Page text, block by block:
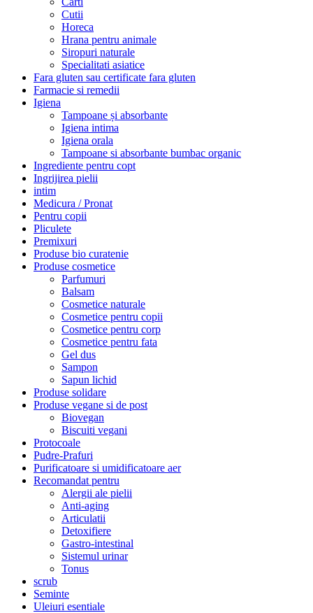
Cutii
Horeca
Hrana pentru animale
Siropuri naturale
Specialitati asiatice
Fara gluten sau certificate fara gluten
Farmacie si remedii
Igiena
Tampoane și absorbante
Igiena intima
Igiena orala
Tampoane si absorbante bumbac organic
Ingrediente pentru copt
Ingrijirea pielii
intim
Medicura / Pronat
Pentru copii
Pliculete
Premixuri
Produse bio curatenie
Produse cosmetice
Parfumuri
Balsam
Cosmetice naturale
Cosmetice pentru copii
Cosmetice pentru corp
Cosmetice pentru fata
Gel dus
Sampon
Sapun lichid
Produse solidare
Produse vegane si de post
Biovegan
Biscuiti vegani
Protocoale
Pudre-Prafuri
Purificatoare si umidificatoare aer
Recomandat pentru
Alergii ale pielii
Anti-aging
Articulatii
Detoxifiere
Gastro-intestinal
Sistemul urinar
Tonus
scrub
Seminte
Uleiuri esentiale